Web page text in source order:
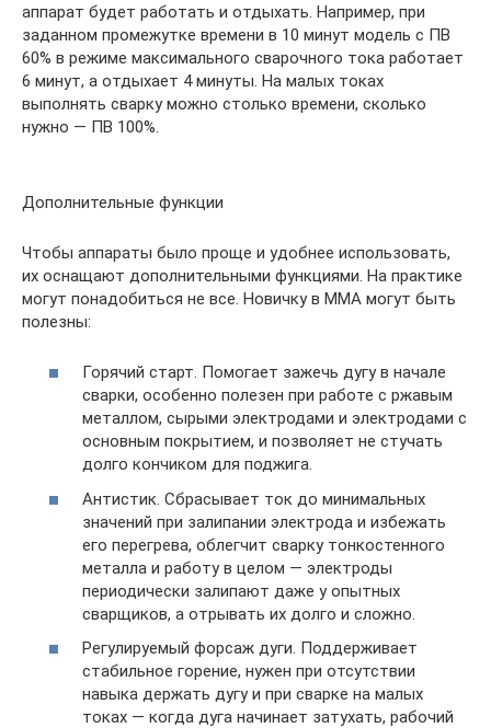
аппарат будет работать и отдыхать. Например, при
заданном промежутке времени в 10 минут модель с ПВ
60% в режиме максимального сварочного тока работает
6 минут, а отдыхает 4 минуты. На малых токах
выполнять сварку можно столько времени, сколько
нужно — ПВ 100%.
Дополнительные функции
Чтобы аппараты было проще и удобнее использовать,
их оснащают дополнительными функциями. На практике
могут понадобиться не все. Новичку в ММА могут быть
полезны:
Горячий старт. Помогает зажечь дугу в начале
сварки, особенно полезен при работе с ржавым
металлом, сырыми электродами и электродами с
основным покрытием, и позволяет не стучать
долго кончиком для поджига.
Антистик. Сбрасывает ток до минимальных
значений при залипании электрода и избежать
его перегрева, облегчит сварку тонкостенного
металла и работу в целом — электроды
периодически залипают даже у опытных
сварщиков, а отрывать их долго и сложно.
Регулируемый форсаж дуги. Поддерживает
стабильное горение, нужен при отсутствии
навыка держать дугу и при сварке на малых
токах — когда дуга начинает затухать, рабочий